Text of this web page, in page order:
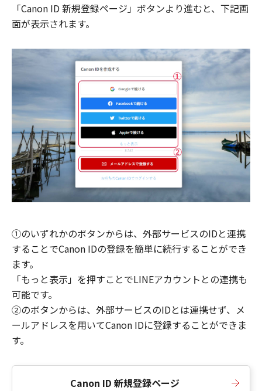
「Canon ID 新規登録ページ」ボタンより進むと、下記画
面が表示されます。
①のいずれかのボタンからは、外部サービスのIDと連携
することでCanon IDの登録を簡単に続行することができ
ます。
「もっと表示」を押すことでLINEアカウントとの連携も
可能です。
②のボタンからは、外部サービスのIDとは連携せず、メ
ールアドレスを用いてCanon IDに登録することができま
す。
Canon ID 新規登録ページ